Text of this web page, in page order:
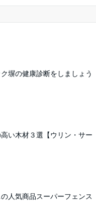
塀の健康診断をしましょう
い木材３選【ウリン・サー
人気商品スーパーフェンス